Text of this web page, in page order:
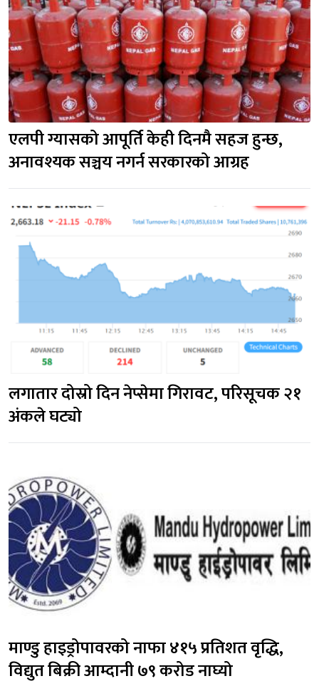
एलपी ग्यासको आपूर्ति केही दिनमै सहज हुन्छ,
अनावश्यक सञ्चय नगर्न सरकारको आग्रह
लगातार दोस्रो दिन नेप्सेमा गिरावट, परिसूचक २१
अंकले घट्यो
माण्डु हाइड्रोपावरको नाफा ४१५ प्रतिशत वृद्धि,
विद्युत बिक्री आम्दानी ७९ करोड नाघ्यो